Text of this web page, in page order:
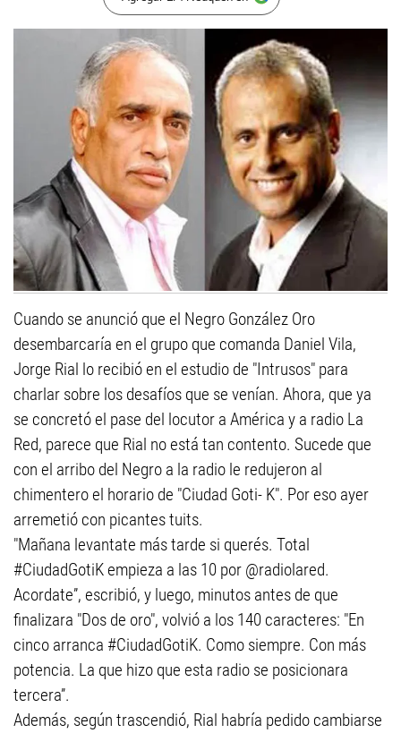
Cuando se anunció que el Negro González Oro
desembarcaría en el grupo que comanda Daniel Vila,
Jorge Rial lo recibió en el estudio de "Intrusos" para
charlar sobre los desafíos que se venían. Ahora, que ya
se concretó el pase del locutor a América y a radio La
Red, parece que Rial no está tan contento. Sucede que
con el arribo del Negro a la radio le redujeron al
chimentero el horario de "Ciudad Goti- K". Por eso ayer
arremetió con picantes tuits.
"Mañana levantate más tarde si querés. Total
#CiudadGotiK empieza a las 10 por @radiolared.
Acordate”, escribió, y luego, minutos antes de que
finalizara "Dos de oro", volvió a los 140 caracteres: "En
cinco arranca #CiudadGotiK. Como siempre. Con más
potencia. La que hizo que esta radio se posicionara
tercera”.
Además, según trascendió, Rial habría pedido cambiarse